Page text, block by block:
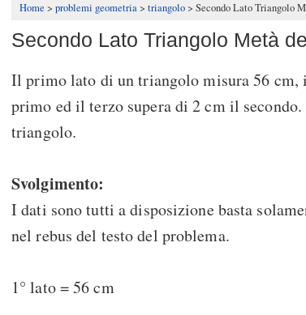
Home problemi geometria triangolo Secondo Lato Triangolo
Secondo Lato Triangolo Metà
Il primo lato di un triangolo misura 56 cm,
primo ed il terzo supera di 2 cm il
triangolo.
Svolgimento:
I dati sono tutti a disposizione basta
nel rebus del testo del problema.
1° lato = 56 cm